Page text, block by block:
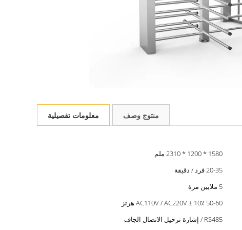
معلومات تفصيلية منتوج وصف
1580 * 1200 * 2310 ملم
20-35 فرد / دقيقة
5 ملايين مرة
AC110V / AC220V ± 10٪ 50-60 هرتز
RS485 / إشارة ترحيل الاتصال الجاف